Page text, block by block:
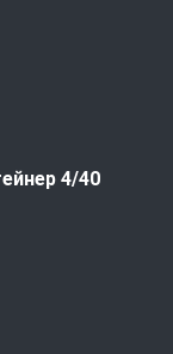
4/40